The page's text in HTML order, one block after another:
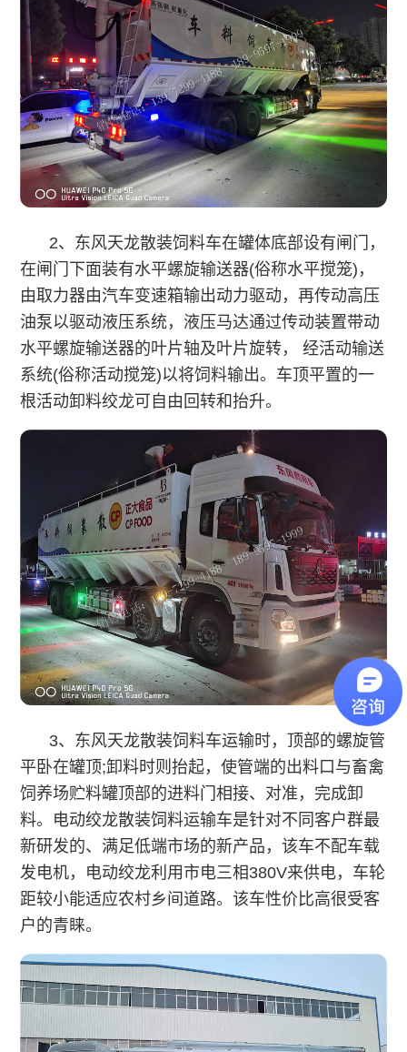
2、东风天龙散装饲料车在罐体底部设有闸门，
在闸门下面装有水平螺旋输送器(俗称水平搅笼)，
由取力器由汽车变速箱输出动力驱动，再传动高压
油泵以驱动液压系统，液压马达通过传动装置带动
水平螺旋输送器的叶片轴及叶片旋转， 经活动输送
系统(俗称活动搅笼)以将饲料输出。车顶平置的一
根活动卸料绞龙可自由回转和抬升。
3、 东风天龙散装饲料车运输时，顶部的螺旋管
平卧在罐顶;卸料时则抬起，使管端的出料口与畜禽
饲养场贮料罐顶部的进料门相接、对准，完成卸
料。电动绞龙散装饲料运输车是针对不同客户群最
新研发的、满足低端市场的新产品，该车不配车载
发电机，电动绞龙利用市电三相380V来供电，车轮
距较小能适应农村乡间道路。该车性价比高很受客
户的青睐。